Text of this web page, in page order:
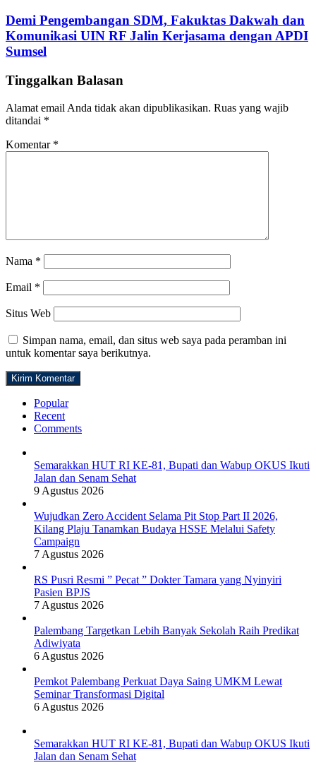
Demi Pengembangan SDM, Fakuktas Dakwah dan
Komunikasi UIN RF Jalin Kerjasama dengan APDI
Sumsel
Tinggalkan Balasan
Alamat email Anda tidak akan dipublikasikan. Ruas yang wajib
ditandai *
Komentar *
Nama *
Email *
Situs Web
Simpan nama, email, dan situs web saya pada peramban ini
untuk komentar saya berikutnya.
Popular
Recent
Comments
Semarakkan HUT RI KE-81, Bupati dan Wabup OKUS Ikuti
Jalan dan Senam Sehat
9 Agustus 2026
Wujudkan Zero Accident Selama Pit Stop Part II 2026,
Kilang Plaju Tanamkan Budaya HSSE Melalui Safety
Campaign
7 Agustus 2026
RS Pusri Resmi ” Pecat ” Dokter Tamara yang Nyinyiri
Pasien BPJS
7 Agustus 2026
Palembang Targetkan Lebih Banyak Sekolah Raih Predikat
Adiwiyata
6 Agustus 2026
Pemkot Palembang Perkuat Daya Saing UMKM Lewat
Seminar Transformasi Digital
6 Agustus 2026
Semarakkan HUT RI KE-81, Bupati dan Wabup OKUS Ikuti
Jalan dan Senam Sehat